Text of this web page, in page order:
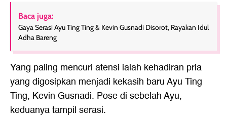
Baca juga:
Gaya Serasi Ayu Ting Ting & Kevin Gusnadi Disorot, Rayakan Idul
Adha Bareng
Yang paling mencuri atensi ialah kehadiran pria
yang digosipkan menjadi kekasih baru Ayu Ting
Ting, Kevin Gusnadi. Pose di sebelah Ayu,
keduanya tampil serasi.